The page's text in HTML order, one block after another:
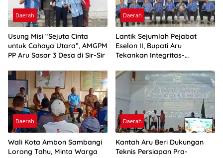
Daerah
Usung Misi “Sejuta Cinta
untuk Cahaya Utara”, AMGPM
PP Aru Sasar 3 Desa di Sir-Sir
Daerah
Lantik Sejumlah Pejabat
Eselon II, Bupati Aru
Tekankan Integritas-
Daerah
Wali Kota Ambon Sambangi
Lorong Tahu, Minta Warga
Daerah
Kantah Aru Beri Dukungan
Teknis Persiapan Pra-